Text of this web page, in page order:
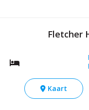
Fletcher
Kaart